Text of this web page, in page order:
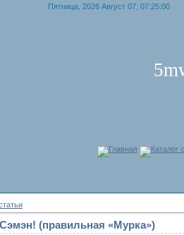
Пятница, 2026 Август 07, 07:25:00
Главная Каталог
(правильная «Мурка»)